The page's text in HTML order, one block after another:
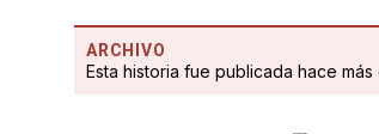
ARCHIVO
Esta historia fue publicada hace más